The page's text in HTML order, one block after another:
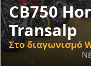
CB750
Transalp
Στο διαγωνισμό